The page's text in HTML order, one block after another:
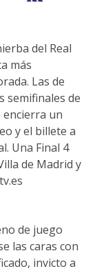
del Real
más
Las de
semifinales de
encierra un
y el billete a
Una Final 4
de Madrid y
de juego
las caras con
invicto a